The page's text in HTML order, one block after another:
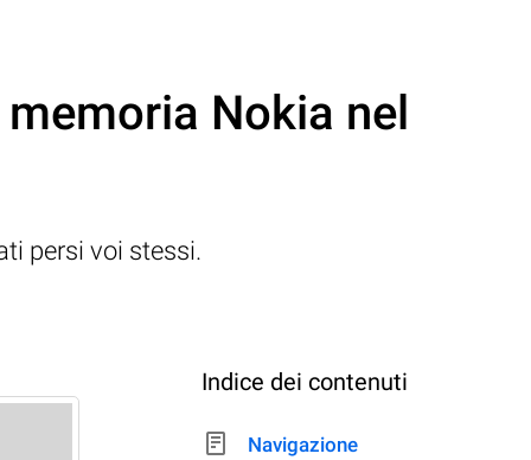
Nokia nel
persi voi stessi.
Indice dei contenuti
Navigazione